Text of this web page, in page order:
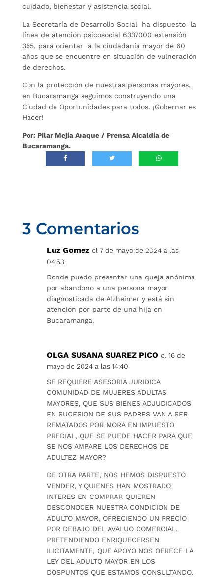
cuidado, bienestar y asistencia social.
La Secretaría de Desarrollo Social ha dispuesto la
línea de atención psicosocial 6337000 extensión
355, para orientar a la ciudadanía mayor de 60
años que se encuentre en situación de vulneración
de derechos.
Con la protección de nuestras personas mayores,
en Bucaramanga seguimos construyendo una
Ciudad de Oportunidades para todos. ¡Gobernar es
Hacer!
Por: Pilar Mejía Araque / Prensa Alcaldía de
Bucaramanga.
3 Comentarios
Luz Gomez el 7 de mayo de 2024 a las
04:53
Donde puedo presentar una queja anónima
por abandono a una persona mayor
diagnosticada de Alzheimer y está sin
atención por parte de una hija en
Bucaramanga.
OLGA SUSANA SUAREZ PICO el 16 de
mayo de 2024 a las 14:40
SE REQUIERE ASESORIA JURIDICA
COMUNIDAD DE MUJERES ADULTAS
MAYORES, QUE SUS BIENES ADJUDICADOS
EN SUCESION DE SUS PADRES VAN A SER
REMATADOS POR MORA EN IMPUESTO
PREDIAL, QUE SE PUEDE HACER PARA QUE
SE NOS AMPARE LOS DERECHOS DE
ADULTEZ MAYOR?
DE OTRA PARTE, NOS HEMOS DISPUESTO
VENDER, Y QUIENES HAN MOSTRADO
INTERES EN COMPRAR QUIEREN
DESCONOCER NUESTRA CONDICION DE
ADULTO MAYOR, OFRECIENDO UN PRECIO
POR DEBAJO DEL AVALUO COMERCIAL,
PRETENDIENDO ENRIQUECERSEN
ILICITAMENTE, QUE APOYO NOS OFRECE LA
LEY DEL ADULTO MAYOR EN LOS
DOSPUNTOS QUE ESTAMOS CONSULTANDO.